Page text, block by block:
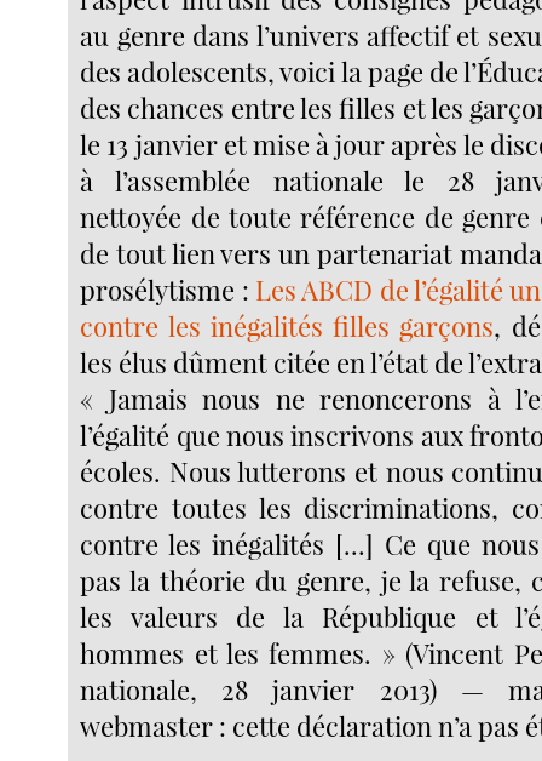
au genre dans l’univers affectif et
des adolescents, voici la page de
des chances entre les filles et les
le 13 janvier et mise à jour après le
à l’assemblée nationale le 28
nettoyée de toute référence de genre
de tout lien vers un partenariat
prosélytisme : Les ABCD de l’égalité
contre les inégalités filles garçons,
les élus dûment citée en l’état de
« Jamais nous ne renoncerons à
l’égalité que nous inscrivons aux
écoles. Nous lutterons et nous
contre toutes les discriminations,
contre les inégalités [...] Ce que
pas la théorie du genre, je la refuse,
les valeurs de la République et
hommes et les femmes. » (Vincent
nationale, 28 janvier 2013) —
webmaster : cette déclaration n’a pas